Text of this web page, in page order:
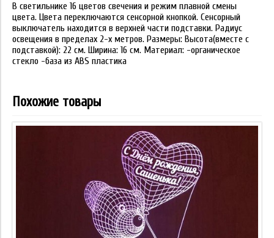
В светильнике 16 цветов свечения и режим плавной смены
цвета. Цвета переключаются сенсорной кнопкой. Сенсорный
выключатель находится в верхней части подставки. Радиус
освещения в пределах 2-х метров. Размеры: Высота(вместе с
подставкой): 22 см. Ширина: 16 см. Материал: -органическое
стекло -база из ABS пластика
Похожие товары